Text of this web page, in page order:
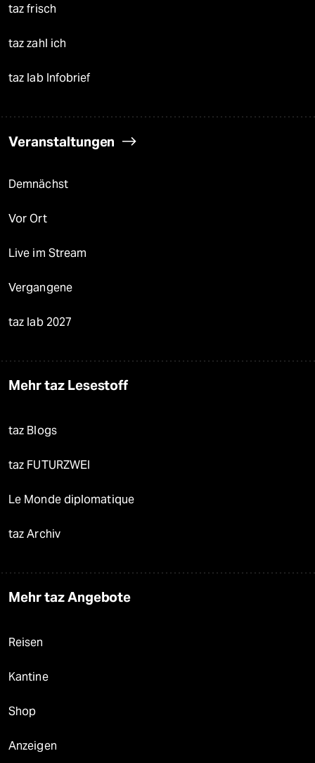
taz frisch
taz zahl ich
taz lab Infobrief
Veranstaltungen
Demnächst
Vor Ort
Live im Stream
Vergangene
taz lab 2027
Mehr taz Lesestoff
taz Blogs
taz FUTURZWEI
Le Monde diplomatique
taz Archiv
Mehr taz Angebote
Reisen
Kantine
Shop
Anzeigen